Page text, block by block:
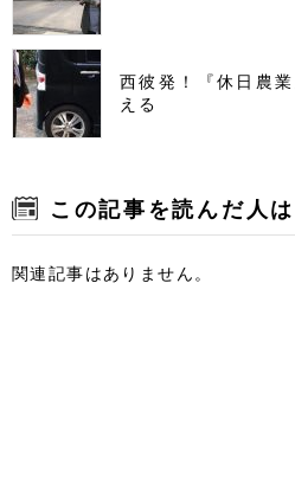
西彼発！『休日農
える
この記事を読んだ人
関連記事はありません。